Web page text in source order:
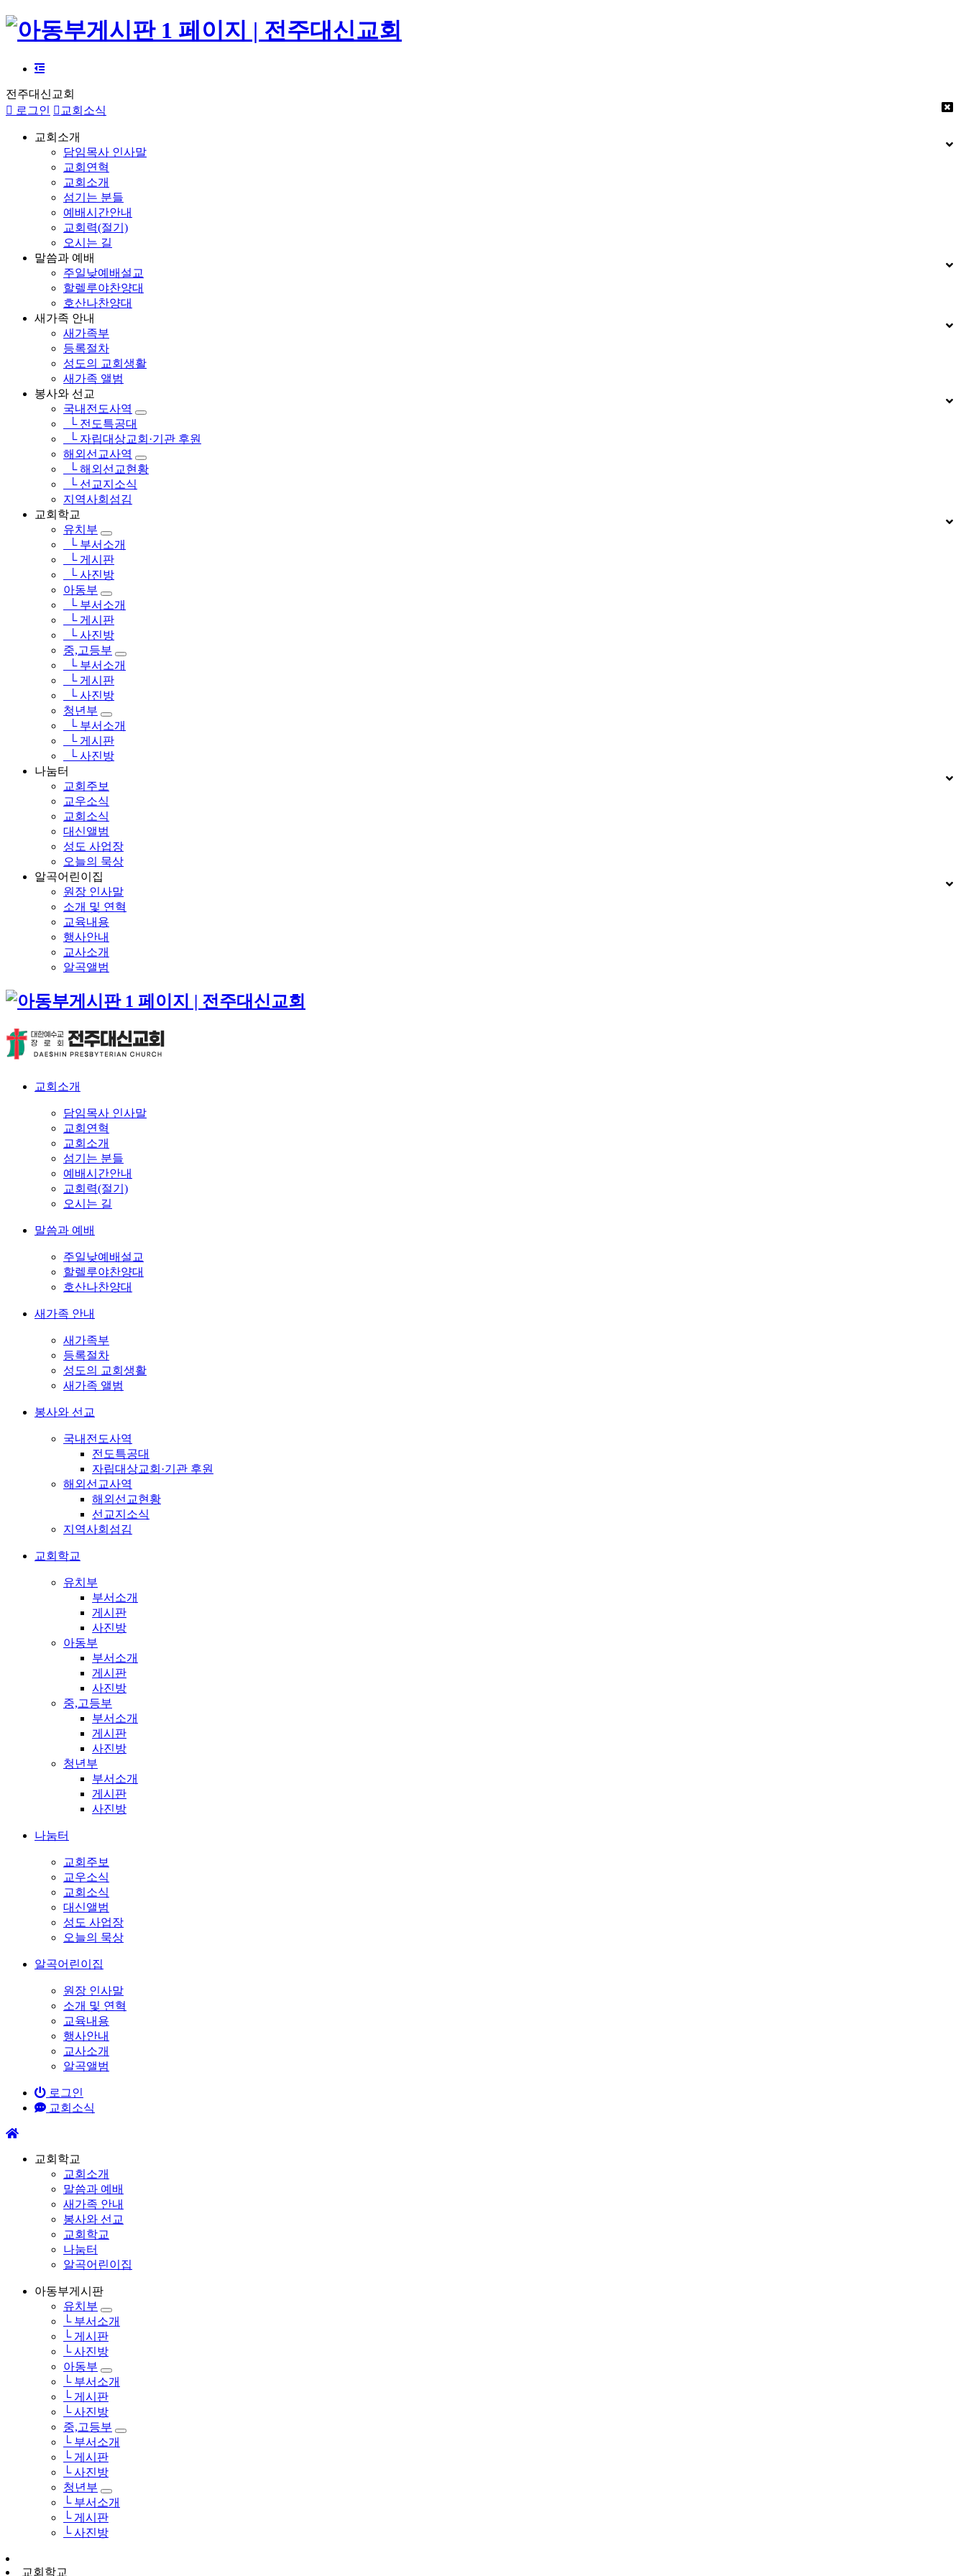
전주대신교회
로그인
교회소식
교회소개
담임목사 인사말
교회연혁
교회소개
섬기는 분들
예배시간안내
교회력(절기)
오시는 길
말씀과 예배
주일낮예배설교
할렐루야찬양대
호산나찬양대
새가족 안내
새가족부
등록절차
성도의 교회생활
새가족 앨범
봉사와 선교
국내전도사역
└ 전도특공대
└ 자립대상교회·기관 후원
해외선교사역
└ 해외선교현황
└ 선교지소식
지역사회섬김
교회학교
유치부
└ 부서소개
└ 게시판
└ 사진방
아동부
└ 부서소개
└ 게시판
└ 사진방
중,고등부
└ 부서소개
└ 게시판
└ 사진방
청년부
└ 부서소개
└ 게시판
└ 사진방
나눔터
교회주보
교우소식
교회소식
대신앨범
성도 사업장
오늘의 묵상
알곡어린이집
원장 인사말
소개 및 연혁
교육내용
행사안내
교사소개
알곡앨범
교회소개
담임목사 인사말
교회연혁
교회소개
섬기는 분들
예배시간안내
교회력(절기)
오시는 길
말씀과 예배
주일낮예배설교
할렐루야찬양대
호산나찬양대
새가족 안내
새가족부
등록절차
성도의 교회생활
새가족 앨범
봉사와 선교
국내전도사역
전도특공대
자립대상교회·기관 후원
해외선교사역
해외선교현황
선교지소식
지역사회섬김
교회학교
유치부
부서소개
게시판
사진방
아동부
부서소개
게시판
사진방
중,고등부
부서소개
게시판
사진방
청년부
부서소개
게시판
사진방
나눔터
교회주보
교우소식
교회소식
대신앨범
성도 사업장
오늘의 묵상
알곡어린이집
원장 인사말
소개 및 연혁
교육내용
행사안내
교사소개
알곡앨범
로그인
교회소식
교회학교
교회소개
말씀과 예배
새가족 안내
봉사와 선교
교회학교
나눔터
알곡어린이집
아동부게시판
유치부
└ 부서소개
└ 게시판
└ 사진방
아동부
└ 부서소개
└ 게시판
└ 사진방
중,고등부
└ 부서소개
└ 게시판
└ 사진방
청년부
└ 부서소개
└ 게시판
└ 사진방
교회학교